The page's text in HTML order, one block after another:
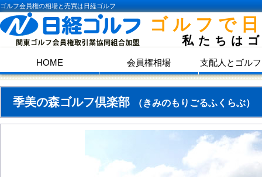
ゴルフ会員権の相場と売買は日経ゴルフ
ゴルフで
私たちは
HOME 会員権相場 支配人とゴル
季美の森ゴルフ倶楽部 （きみのもりごるふくらぶ）